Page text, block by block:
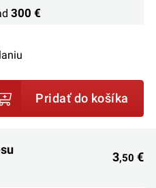
300 €
Pridať do košíka
3,50 €